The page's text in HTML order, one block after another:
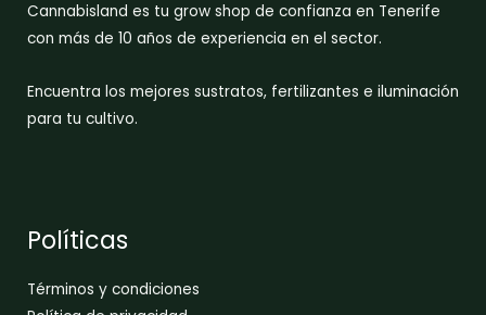
Cannabisland es tu grow shop de confianza en Tenerife
con más de 10 años de experiencia en el sector.
Encuentra los mejores sustratos, fertilizantes e iluminación
para tu cultivo.
Políticas
Términos y condiciones